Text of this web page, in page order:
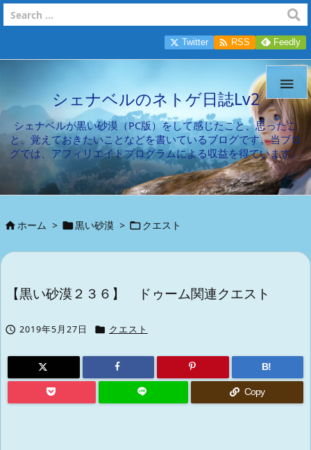
シェナベルのネトゲ日誌Lv2
シェナベルが黒い砂漠（PC版）をして感じたこと、思ったこ
と、覚えておきたいことなどを書いているブログです。当ブロ
グでは、アフィリエイトプログラムによる収益を得ています。

Twitter  RSS Feedly
ホーム > 黒い砂漠 > クエスト
【黒い砂漠２３６】 ドゥーム関連クエスト
 2019年5月27日  クエスト
B!
Copy